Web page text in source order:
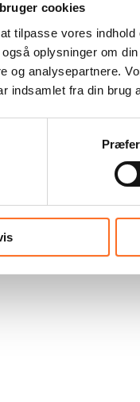
cookies
tilpasse vores
oplysninger om
og analysepartnere.
indsamlet fra din brug
vokse op, gå i
stiger hurtigt.
De er alle i
sikret gratis
uden
of Hope.
medicin til de børn,
at medicinen